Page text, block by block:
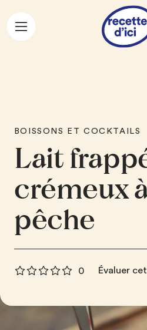
Aller au contenu principal
BOISSONS ET COCKTAILS
Lait
crémeux
pêche
0 Évaluer